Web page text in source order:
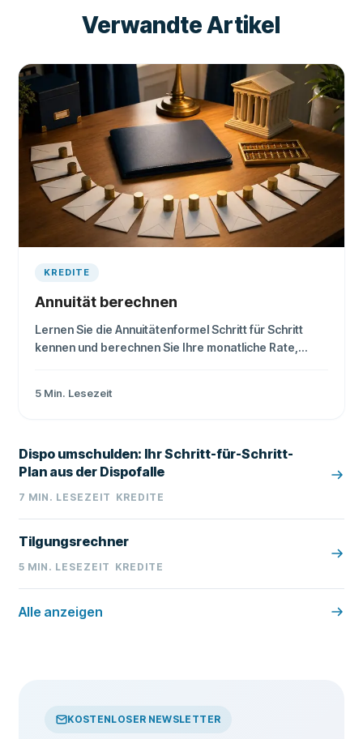
Verwandte Artikel
KREDITE
Annuität berechnen
Lernen Sie die Annuitätenformel Schritt für Schritt
kennen und berechnen Sie Ihre monatliche Rate,
5 Min. Lesezeit
Dispo umschulden: Ihr Schritt-für-Schritt-
Plan aus der Dispofalle
7 MIN. LESEZEIT KREDITE
Tilgungsrechner
5 MIN. LESEZEIT KREDITE
Alle anzeigen
KOSTENLOSER NEWSLETTER